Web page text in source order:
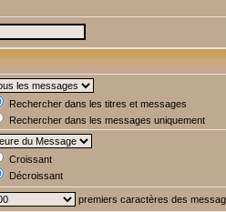
Rechercher dans les titres et messages
Rechercher dans les messages uniquement
Croissant
Décroissant
premiers caractères des